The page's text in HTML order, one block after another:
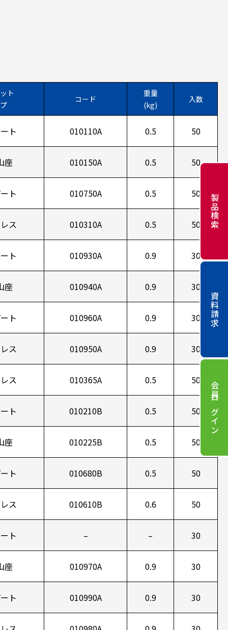
製品検索
資料請求
会員ログイン
ト
コード
重量
(kg)
入数
ト 010110A 0.5 50
座 010150A 0.5 50
ト 010750A 0.5 50
ス 010310A 0.5 50
ト 010930A 0.9 30
座 010940A 0.9 30
ト 010960A 0.9 30
ス 010950A 0.9 30
ス 010365A 0.5 50
ト 010210B 0.5 50
座 010225B 0.5 50
ト 010680B 0.5 50
ス 010610B 0.6 50
ト – – 30
座 010970A 0.9 30
ト 010990A 0.9 30